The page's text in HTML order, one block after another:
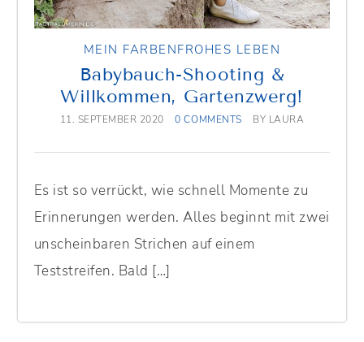
MEIN FARBENFROHES LEBEN
Babybauch-Shooting &
Willkommen, Gartenzwerg!
11. SEPTEMBER 2020 0 COMMENTS BY LAURA
Es ist so verrückt, wie schnell Momente zu
Erinnerungen werden. Alles beginnt mit zwei
unscheinbaren Strichen auf einem
Teststreifen. Bald […]